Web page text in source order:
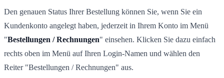
Den genauen Status Ihrer Bestellung können Sie, wenn Sie ein
Kundenkonto angelegt haben, jederzeit in Ihrem Konto im Menü
"Bestellungen / Rechnungen" einsehen. Klicken Sie dazu einfach
rechts oben im Menü auf Ihren Login-Namen und wählen den
Reiter "Bestellungen / Rechnungen" aus.